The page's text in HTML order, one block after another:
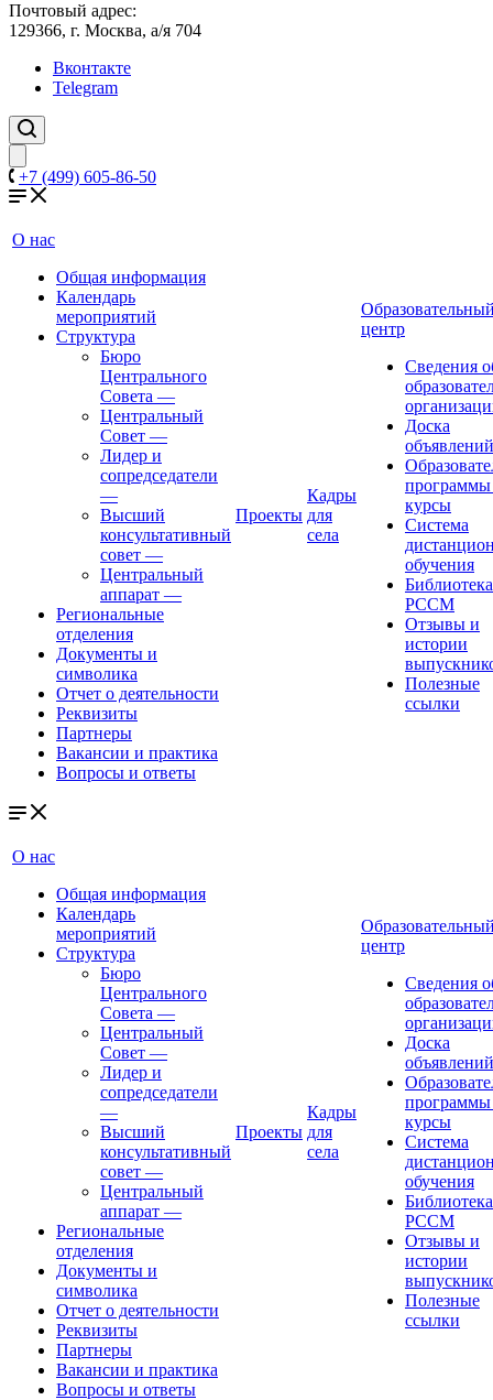
Почтовый адрес:
129366, г. Москва, а/я 704
Вконтакте
Telegram
+7 (499) 605-86-50
О нас
Общая информация
Календарь
мероприятий
Структура
Бюро
Центрального
Совета —
Центральный
Совет —
Лидер и
сопредседатели
—
Высший
консультативный
совет —
Центральный
аппарат —
Региональные
отделения
Документы и
символика
Отчет о деятельности
Реквизиты
Партнеры
Вакансии и практика
Вопросы и ответы
Проекты
Кадры
для
села
центр
Сведения
Доска
объявлений
курсы
Система
обучения
Библиотека
РССМ
Отзывы и
истории
Полезные
ссылки
О нас
Общая информация
Календарь
мероприятий
Структура
Бюро
Центрального
Совета —
Центральный
Совет —
Лидер и
сопредседатели
—
Высший
консультативный
совет —
Центральный
аппарат —
Региональные
отделения
Документы и
символика
Отчет о деятельности
Реквизиты
Партнеры
Вакансии и практика
Вопросы и ответы
Проекты
Кадры
для
села
центр
Сведения
Доска
объявлений
курсы
Система
обучения
Библиотека
РССМ
Отзывы и
истории
Полезные
ссылки